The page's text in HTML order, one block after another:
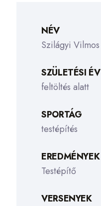
NÉV
Szilágyi Vilmos
SZÜLETÉSI ÉV
feltöltés alatt
SPORTÁG
testépítés
EREDMÉNYEK
Testépítő
VERSENYEK